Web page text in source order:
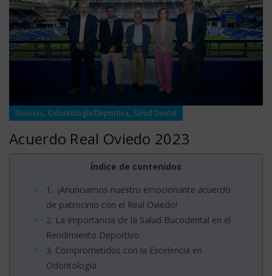
Noticias, Odontología Deportiva, Salud Dental
Acuerdo Real Oviedo 2023
Índice de contenidos
1. ¡Anunciamos nuestro emocionante acuerdo
de patrocinio con el Real Oviedo!
2. La Importancia de la Salud Bucodental en el
Rendimiento Deportivo
3. Comprometidos con la Excelencia en
Odontología